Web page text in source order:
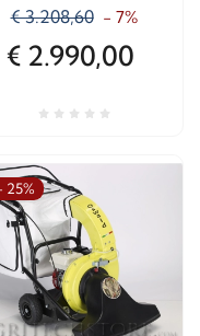
€ 3.208,60 - 7%
€ 2.990,00
25%